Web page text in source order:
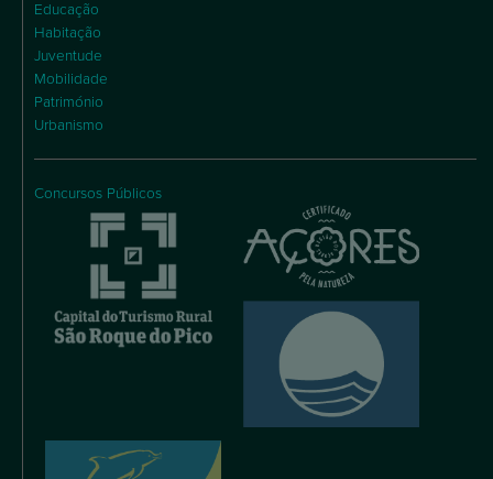
Educação
Habitação
Juventude
Mobilidade
Património
Urbanismo
Concursos Públicos